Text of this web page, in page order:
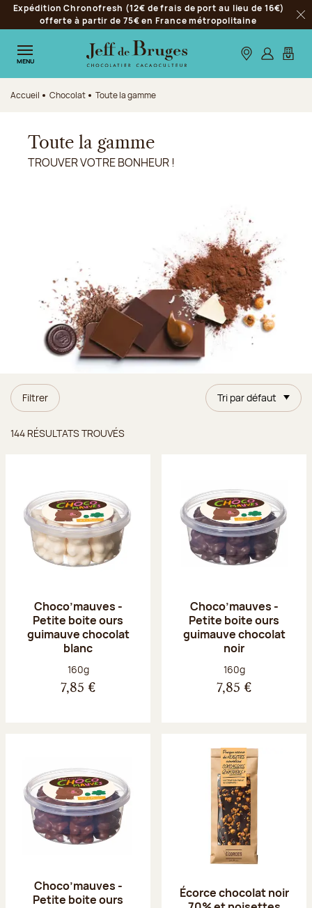
Aller à la navigation
Aller au contenu principal
Aller au pied de page
Expédition Chronofresh (12€ de frais de port au lieu de 16€)
offerte à partir de 75€ en France métropolitaine
MENU Nos boutiques
S’identifier
Mon
Accueil Chocolat Toute la gamme
Toute la gamme
TROUVER VOTRE BONHEUR !
Filtrer Tri par défaut
144 RÉSULTATS TROUVÉS
Choco’mauves -
Petite boite ours
guimauve chocolat
blanc
Poids net :
160g
7,85 €
Choco’mauves -
Petite boite ours
guimauve chocolat
noir
Poids net :
160g
7,85 €
Choco’mauves -
Petite boite ours
Écorce chocolat noir